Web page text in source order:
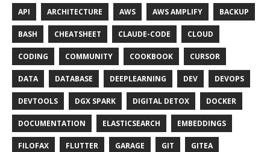
API ARCHITECTURE AWS AWS AMPLIFY BACKUP
BASH CHEATSHEET CLAUDE-CODE CLOUD
CODING COMMUNITY COOKBOOK CURSOR
DATA DATABASE DEEPLEARNING DEV DEVOPS
DEVTOOLS DGX SPARK DIGITAL DETOX DOCKER
DOCUMENTATION ELASTICSEARCH EMBEDDINGS
FILOFAX FLUTTER GARAGE GIT GITEA